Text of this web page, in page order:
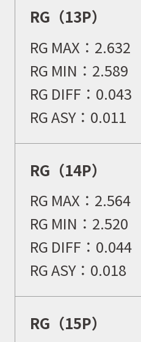
RG（13P）
RG MAX： 2.632
RG MIN： 2.589
RG DIFF： 0.043
RG ASY： 0.011
RG（14P）
RG MAX： 2.564
RG MIN： 2.520
RG DIFF： 0.044
RG ASY： 0.018
RG（15P）